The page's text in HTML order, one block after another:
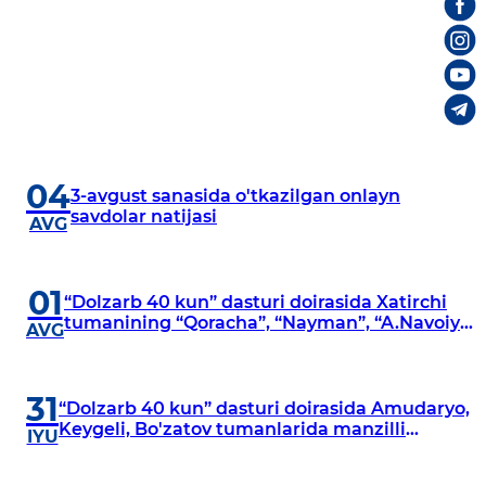
04
AVG
3-avgust sanasida o'tkazilgan onlayn
savdolar natijasi
01
AVG
“Dolzarb 40 kun” dasturi doirasida Xatirchi
tumanining “Qoracha”, “Nayman”, “A.Navoiy”
31
IYU
“Dolzarb 40 kun” dasturi doirasida Amudaryo,
Keygeli, Bo'zatov tumanlarida manzilli